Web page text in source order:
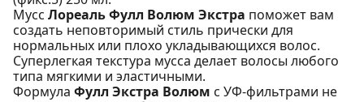
Мусс Лореаль Фулл Волюм Экстра поможет вам
создать неповторимый стиль прически для
нормальных или плохо укладывающихся волос.
Суперлегкая текстура мусса делает волосы любого
типа мягкими и эластичными.
Формула Фулл Экстра Волюм с УФ-фильтрами не